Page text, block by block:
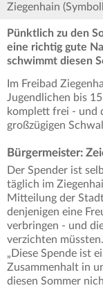
Ziegenhain
Pünktlich zu den
eine richtig gute
schwimmt diesen
Im Freibad
Jugendlichen bis
komplett frei - und
großzügigen
Bürgermeister:
Der Spender ist
täglich im
Mitteilung der
denjenigen eine
verbringen - und
verzichten
„Diese Spende ist
Zusammenhalt in
diesen Sommer